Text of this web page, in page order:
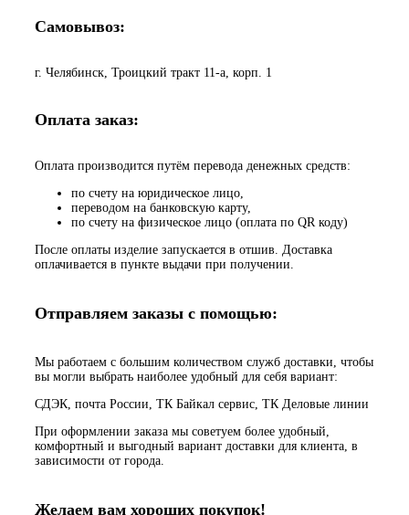
Самовывоз:
г. Челябинск, Троицкий тракт 11-а, корп. 1
Оплата заказ:
Оплата производится путём перевода денежных средств:
по счету на юридическое лицо,
переводом на банковскую карту,
по счету на физическое лицо (оплата по QR коду)
После оплаты изделие запускается в отшив. Доставка
оплачивается в пункте выдачи при получении.
Отправляем заказы с помощью:
Мы работаем с большим количеством служб доставки, чтобы
вы могли выбрать наиболее удобный для себя вариант:
СДЭК, почта России, ТК Байкал сервис, ТК Деловые линии
При оформлении заказа мы советуем более удобный,
комфортный и выгодный вариант доставки для клиента, в
зависимости от города.
Желаем вам хороших покупок!